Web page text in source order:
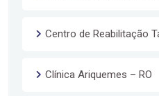
Centro de Reabilitação
Clínica Ariquemes – RO